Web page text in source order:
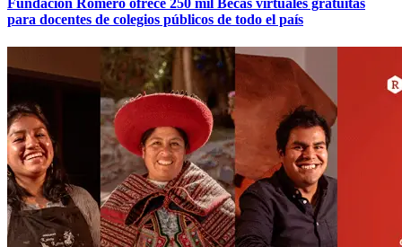
para docentes de colegios públicos de todo el país